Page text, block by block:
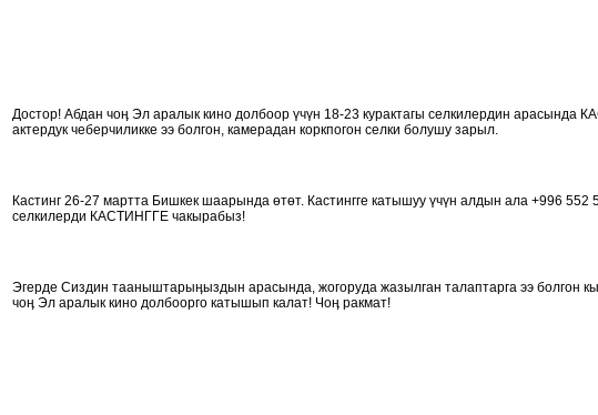
Достор! Абдан чоӊ Эл аралык кино долбоор үчүн 18-23 курактагы селкилердин арасында
актердук чеберчиликке ээ болгон, камерадан коркпогон селки болушу зарыл.
Кастинг 26-27 мартта Бишкек шаарында өтөт. Кастингге катышуу үчүн алдын ала +996
селкилерди КАСТИНГГЕ чакырабыз!
Эгерде Сиздин тааныштарыӊыздын арасында, жогоруда жазылган талаптарга ээ болгон
чоӊ Эл аралык кино долбоорго катышып калат! Чоӊ ракмат!